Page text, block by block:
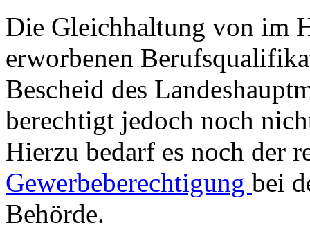
Die Gleichhaltung von im
erworbenen
Bescheid des
berechtigt jedoch noch
Hierzu bedarf es noch der
Gewerbeberechtigung bei
Behörde.